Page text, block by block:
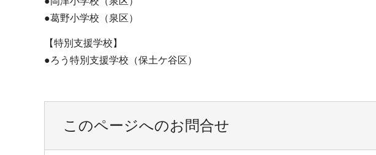
●葛野小学校（泉区）
【特別支援学校】
●ろう特別支援学校（保土ケ谷区）
このページへのお問合せ